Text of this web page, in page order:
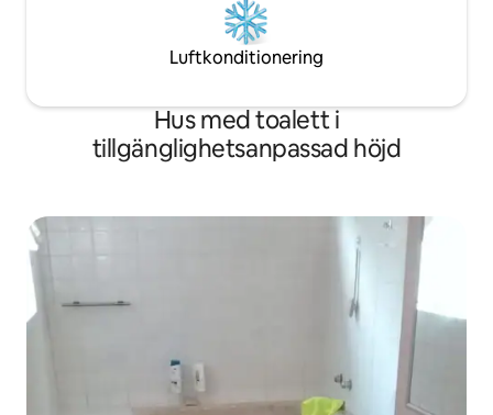
Luftkonditionering
Hus med toalett i
tillgänglighetsanpassad höjd